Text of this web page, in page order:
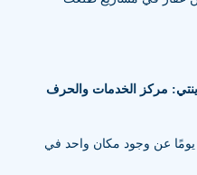
مركز الخدمات والحرف
عن وجود مكان واحد في